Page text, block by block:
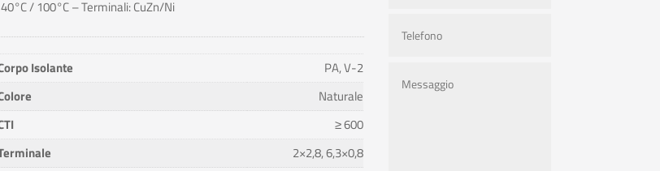
/ 100°C – Terminali: CuZn/Ni
Isolante
PA, V-2
Naturale
≥ 600
2×2,8, 6,3×0,8